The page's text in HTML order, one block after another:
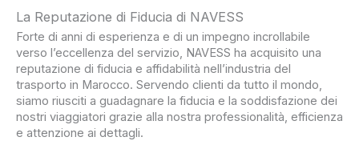
La Reputazione di Fiducia di NAVESS
Forte di anni di esperienza e di un impegno incrollabile
verso l’eccellenza del servizio, NAVESS ha acquisito una
reputazione di fiducia e affidabilità nell’industria del
trasporto in Marocco. Servendo clienti da tutto il mondo,
siamo riusciti a guadagnare la fiducia e la soddisfazione dei
nostri viaggiatori grazie alla nostra professionalità, efficienza
e attenzione ai dettagli.